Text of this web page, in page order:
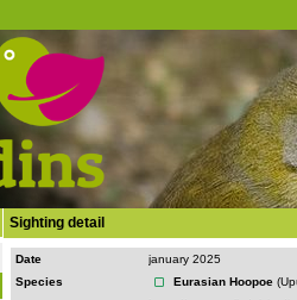
Sighting detail
Date
january 2025
Species
Eurasian Hoopoe